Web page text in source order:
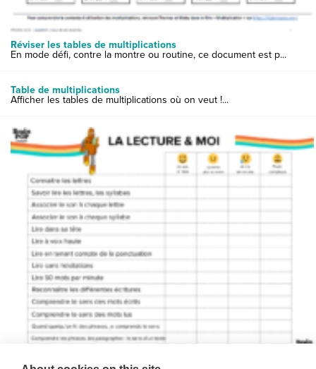
Réviser les tables de multiplications
En mode défi, contre la montre ou routine, ce document est p...
Table de multiplications
Afficher les tables de multiplications où on veut !...
Diagnostic du niveau de lecture